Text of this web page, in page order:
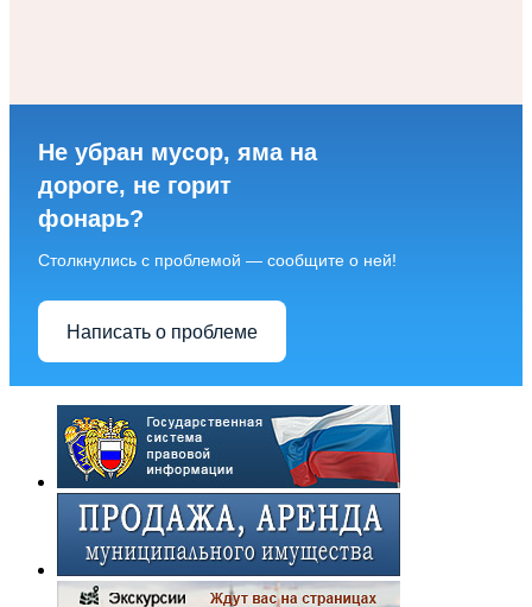
Не убран мусор, яма на
дороге, не горит
фонарь?
Столкнулись с проблемой — сообщите о ней!
Написать о проблеме